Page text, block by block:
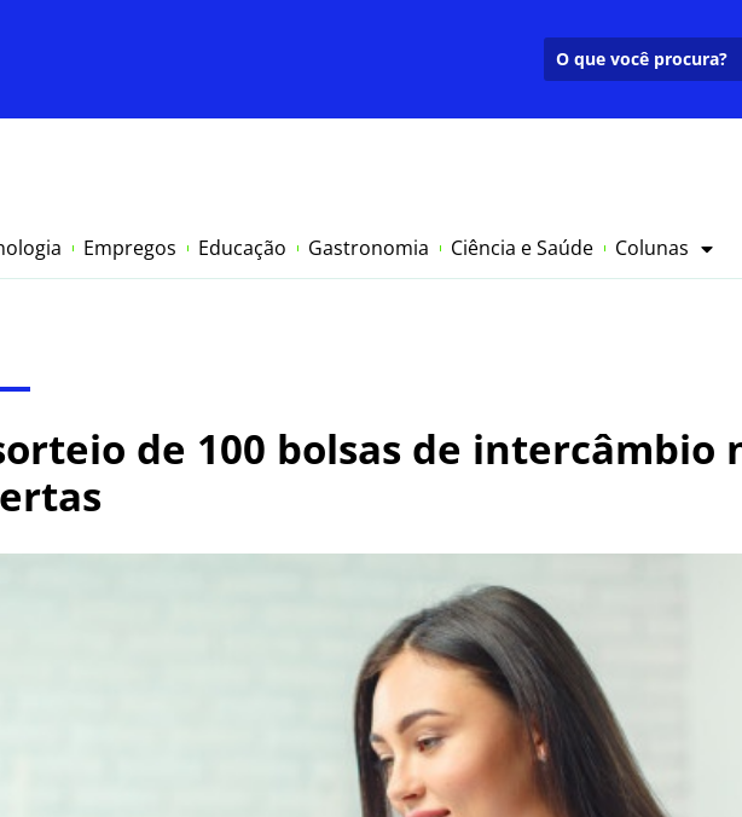
Empregos Educação Gastronomia Ciência e Saúde Colunas
de 100 bolsas de intercâmbio